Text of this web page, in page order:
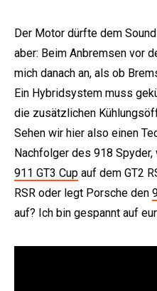
Der Motor dürfte dem
aber: Beim Anbremsen vor
mich danach an, als ob
Ein Hybridsystem muss
die zusätzlichen
Sehen wir hier also einen
Nachfolger des 918
911 GT3 Cup auf dem GT2
RSR oder legt Porsche den
auf? Ich bin gespannt auf